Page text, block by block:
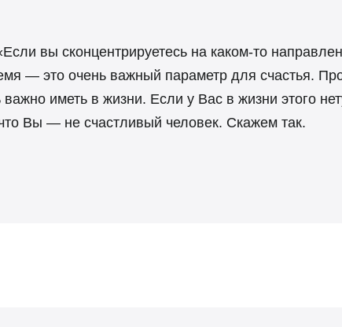
вы сконцентрируетесь на каком-то
— это очень важный параметр для счастья.
иметь в жизни. Если у Вас в жизни этого
Вы — не счастливый человек. Скажем так.